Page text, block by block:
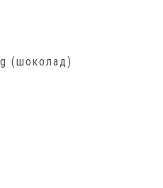
(шоколад)